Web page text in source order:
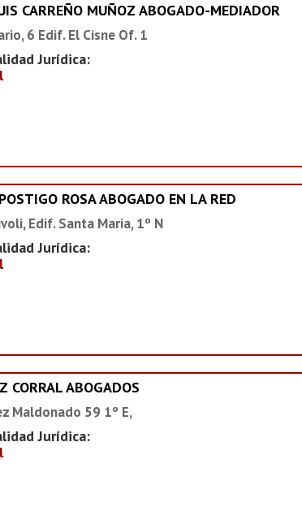
CARREÑO MUÑOZ ABOGADO-MEDIADOR
6 Edif. El Cisne Of. 1
Jurídica:
ROSA ABOGADO EN LA RED
Edif. Santa Maria, 1º N
Jurídica:
CORRAL ABOGADOS
Maldonado 59 1º E,
Jurídica: